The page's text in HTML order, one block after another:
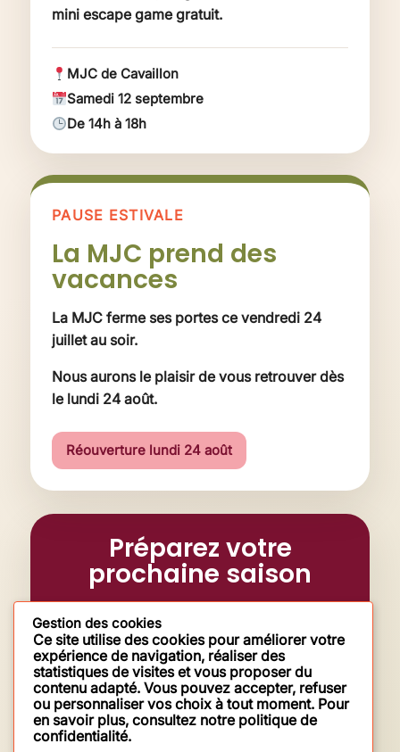
mini escape game gratuit.
MJC de Cavaillon
Samedi 12 septembre
De 14h à 18h
PAUSE ESTIVALE
La MJC prend des
vacances
La MJC ferme ses portes ce vendredi 24
juillet au soir.
Nous aurons le plaisir de vous retrouver dès
le lundi 24 août.
Réouverture lundi 24 août
Préparez votre
prochaine saison
programme des activités et notre
programme des événements pour cette
prochaine saison !
Programme des activités
Gestion des cookies
Ce site utilise des cookies pour améliorer votre
expérience de navigation, réaliser des
statistiques de visites et vous proposer du
contenu adapté. Vous pouvez accepter, refuser
ou personnaliser vos choix à tout moment. Pour
en savoir plus, consultez notre politique de
confidentialité.